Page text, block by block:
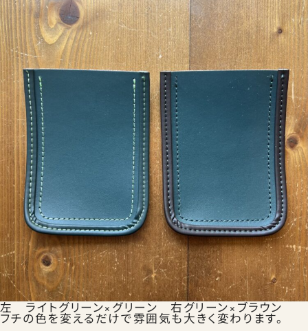
左 ライトグリーン×グリーン 右グリーン×ブラウン
フチの色を変えるだけで雰囲気も大きく変わります。